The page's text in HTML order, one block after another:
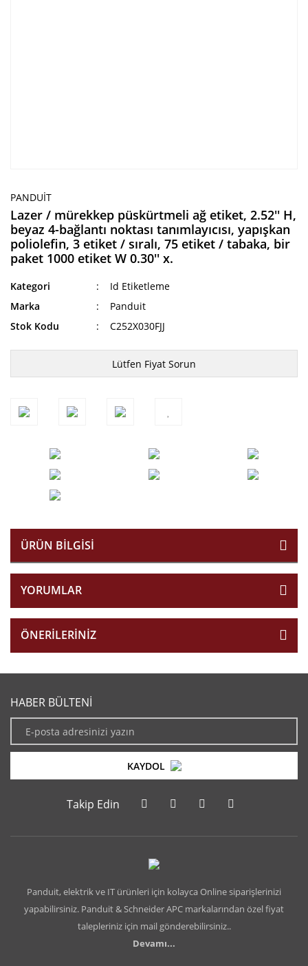
PANDUIT
Lazer / mürekkep püskürtmeli ağ etiket, 2.52'' H,
beyaz 4-bağlantı noktası tanımlayıcısı, yapışkan
poliolefin, 3 etiket / sıralı, 75 etiket / tabaka, bir
paket 1000 etiket W 0.30'' x.
Kategori
Id Etiketleme
Marka
Panduit
Stok Kodu
C252X030FJJ
Lütfen Fiyat Sorun
ÜRÜN BILGISI
YORUMLAR
ÖNERILERINIZ
HABER BÜLTENİ
KAYDOL
Takip Edin
Panduit, elektrik ve IT ürünleri için kolayca Online siparişlerinizi
yapabilirsiniz. Panduit & Schneider APC markalarından özel fiyat
talepleriniz için mail gönderebilirsiniz..
Devamı...